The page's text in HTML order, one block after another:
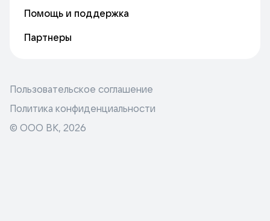
Помощь и поддержка
Партнеры
Пользовательское соглашение
Политика конфиденциальности
© ООО ВК, 2026